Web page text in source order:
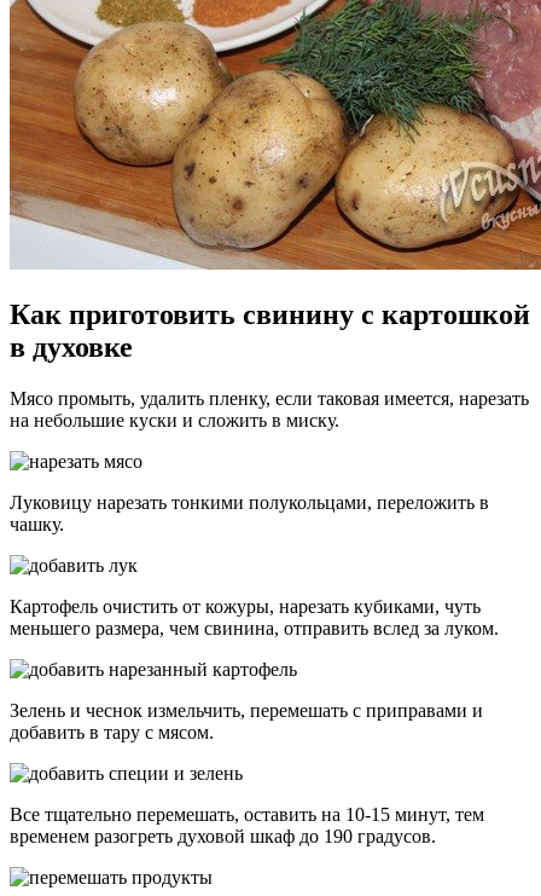
Как приготовить свинину с картошкой
в духовке
Мясо промыть, удалить пленку, если таковая имеется, нарезать
на небольшие куски и сложить в миску.
Луковицу нарезать тонкими полукольцами, переложить в
чашку.
Картофель очистить от кожуры, нарезать кубиками, чуть
меньшего размера, чем свинина, отправить вслед за луком.
Зелень и чеснок измельчить, перемешать с приправами и
добавить в тару с мясом.
Все тщательно перемешать, оставить на 10-15 минут, тем
временем разогреть духовой шкаф до 190 градусов.